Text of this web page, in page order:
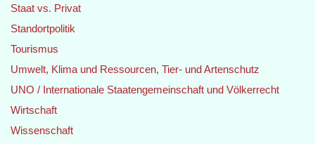
Staat vs. Privat
Standortpolitik
Tourismus
Umwelt, Klima und Ressourcen, Tier- und Artenschutz
UNO / Internationale Staatengemeinschaft und Völkerrecht
Wirtschaft
Wissenschaft